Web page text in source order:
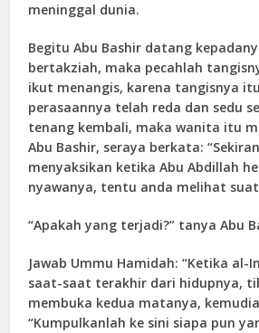
meninggal dunia.
Begitu Abu Bashir datang
bertakziah, maka pecahlah
ikut menangis, karena tangisnya
perasaannya telah reda dan sedu
tenang kembali, maka wanita itu
Abu Bashir, seraya berkata:
menyaksikan ketika Abu Abdillah
nyawanya, tentu anda melihat
“Apakah yang terjadi?” tanya Abu
Jawab Ummu Hamidah: “Ketika al-
saat-saat terakhir dari hidupnya,
membuka kedua matanya,
“Kumpulkanlah ke sini siapa pun